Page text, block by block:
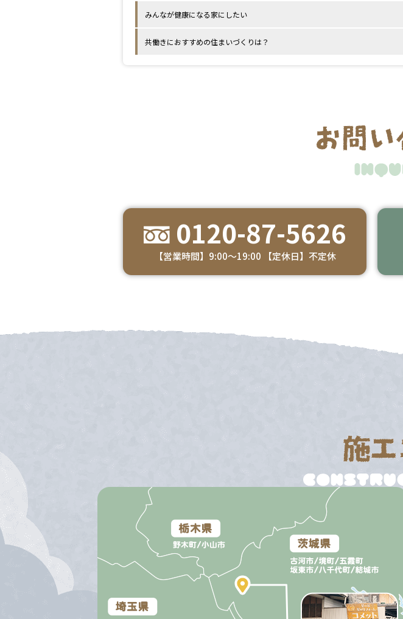
みんなが健康になる家にしたい
共働きにおすすめの住まいづくりは？
0120-87-5626
【営業時間】9:00～19:00 【定休日】不定休